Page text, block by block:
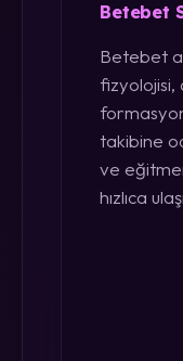
Betebet
Betebet
fizyolojisi,
takibine
ve
hızlıca